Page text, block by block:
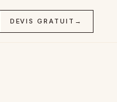
DEVIS GRATUIT →